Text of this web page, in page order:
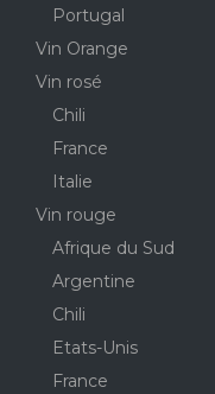
Portugal
Vin Orange
Vin rosé
Chili
France
Italie
Vin rouge
Afrique du Sud
Argentine
Chili
Etats-Unis
France